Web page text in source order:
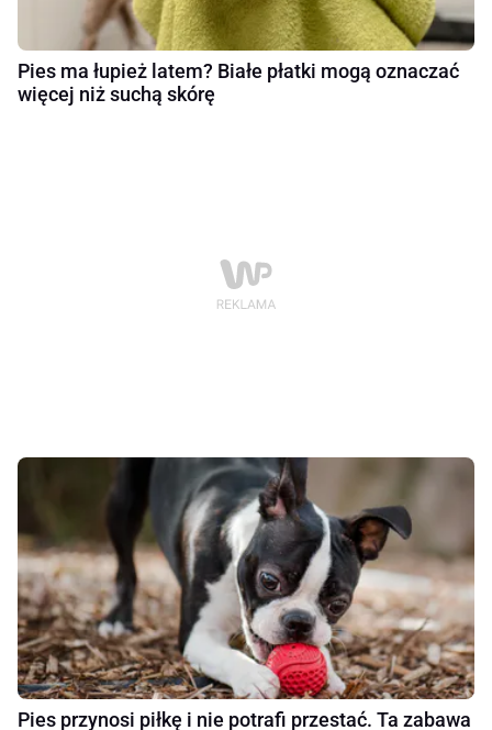
Pies ma łupież latem? Białe płatki mogą oznaczać
więcej niż suchą skórę
Pies przynosi piłkę i nie potrafi przestać. Ta zabawa